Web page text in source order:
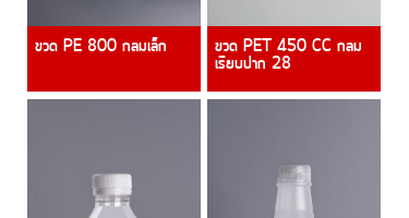
ขวด PE 800 กลมเล็ก ขวด PET 450 CC กลม
เรียบปาก 28